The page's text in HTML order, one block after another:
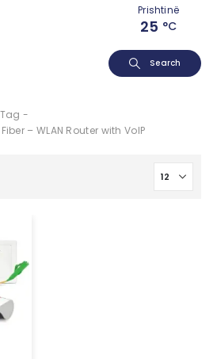
Prishtinë
25 °C
Search
-
– WLAN Router with VoIP